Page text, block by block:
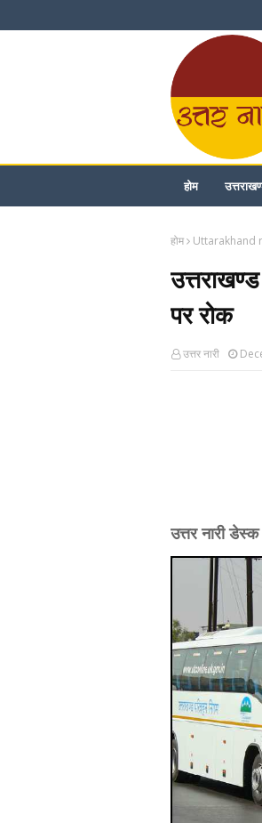
होम
होम Uttarakhand
पर रोक
उत्तर नारी
उत्तर नारी डेस्क